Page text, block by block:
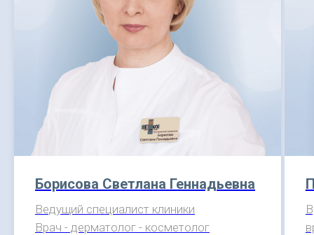
Борисова Светлана Геннадьевна
Ведущий специалист клиники
Врач - дерматолог - косметолог